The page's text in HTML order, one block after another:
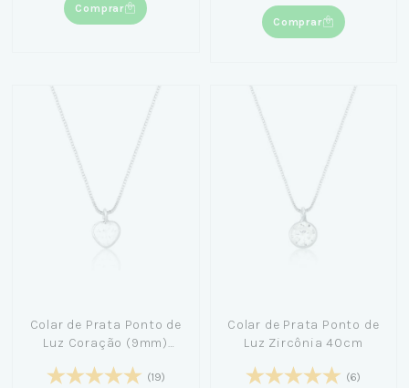
Comprar
Comprar
Colar de Prata Ponto de
Luz Coração (9mm)
(19)
Colar de Prata Ponto de
Luz Zircônia 40cm
(6)